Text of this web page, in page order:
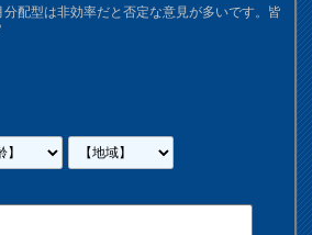
配型は非効率だと否定な意見が多いです。皆